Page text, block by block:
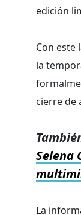
edición
Con este
la
cierre de
Selena
La